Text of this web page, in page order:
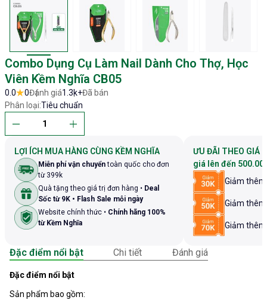
Combo Dụng Cụ Làm Nail Dành Cho Thợ, Học
Viên Kềm Nghĩa CB05
0.0 0Đánh giá1.3k+Đã bán
Phân loại:Tiêu chuẩn
LỢI ÍCH MUA HÀNG CÙNG KỀM NGHĨA
Miễn phí vận chuyểntoàn quốc cho đơn
từ 399k
Quà tặng theo giá trị đơn hàng • Deal
Sốc từ 9K • Flash Sale mỗi ngày
Website chính thức • Chính hãng 100%
từ Kềm Nghĩa
ƯU ĐÃI THEO GIÁ
giá lên đến
Giảm
Giảm
Giảm
Đặc điểm nổi bật Chi tiết Đánh giá
Đặc điểm nổi bật
Sản phẩm bao gồm: